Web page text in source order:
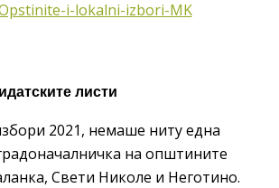
листи
2021, немаше ниту една
на општините
Свети Николе и Неготино.